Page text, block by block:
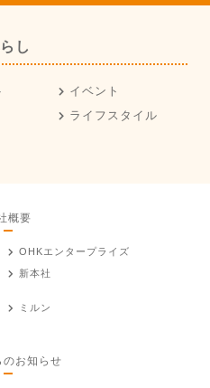
し
イベント
ライフスタイル
概要
OHKエンタープライズ
新本社
ミルン
お知らせ